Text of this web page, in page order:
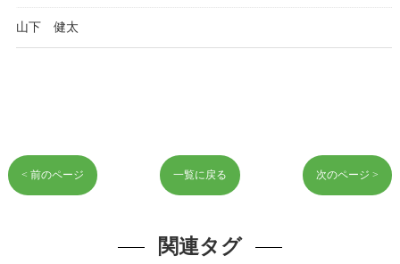
山下 健太
< 前のページ 一覧に戻る 次のページ >
関連タグ